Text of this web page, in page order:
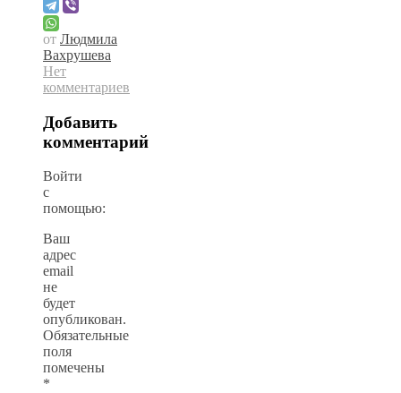
от Людмила
Вахрушева
Нет
комментариев
Добавить
комментарий
Войти
с
помощью:
Ваш
адрес
email
не
будет
опубликован.
Обязательные
поля
помечены
*